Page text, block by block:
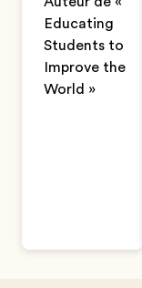
Educating
Students to
Improve the
World »